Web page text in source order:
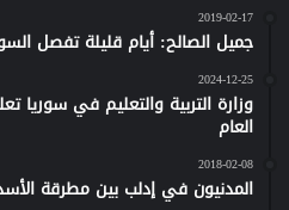
2019-02-17
جميل الصالح: أيام قليلة تفصل
2024-12-25
وزارة التربية والتعليم في سوريا
العام
2018-02-08
المدنيون في إدلب بين مطرقة